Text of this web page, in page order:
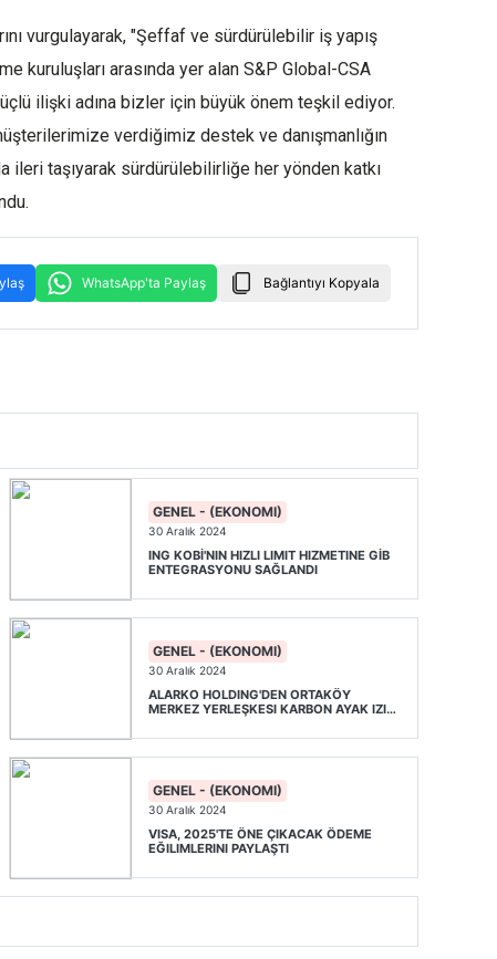
vurgulayarak, "Şeffaf ve sürdürülebilir iş yapış
kuruluşları arasında yer alan S&P Global-CSA
ilişki adına bizler için büyük önem teşkil ediyor.
verdiğimiz destek ve danışmanlığın
ileri taşıyarak sürdürülebilirliğe her yönden katkı
WhatsApp'ta Paylaş Bağlantıyı Kopyala
GENEL - (EKONOMI)
30 Aralık 2024
ING KOBİ'NIN HIZLI LIMIT HIZMETINE GİB
ENTEGRASYONU SAĞLANDI
GENEL - (EKONOMI)
30 Aralık 2024
ALARKO HOLDING'DEN ORTAKÖY
MERKEZ YERLEŞKESI KARBON AYAK IZINI
GENEL - (EKONOMI)
30 Aralık 2024
VISA, 2025'TE ÖNE ÇIKACAK ÖDEME
EĞILIMLERINI PAYLAŞTI